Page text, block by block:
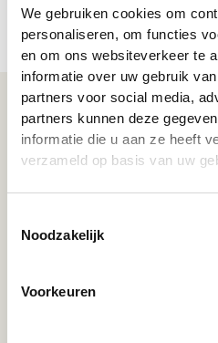
We gebruiken cookies om
personaliseren, om functies
en om ons websiteverkeer te
informatie over uw gebruik
partners voor social media,
partners kunnen deze
informatie die u aan ze heeft
verzameld op basis van uw
Noodzakelijk
Voorkeuren
Onze vloeren
Plak-pvc-vloeren
Visgraat PVC vloeren
Hongaarse punt PVC vloeren
Houtlook PVC vloeren